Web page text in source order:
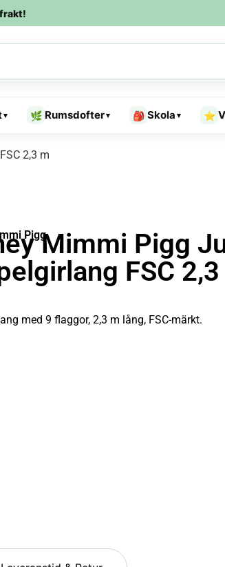
▾ 🌿 Rumsdofter▾ 🎒 Skola ▾ ⭐
2,3 m
PiggMimmi Pigg
FSC
med 9 flaggor, 2,3 m lång, FSC-märkt.